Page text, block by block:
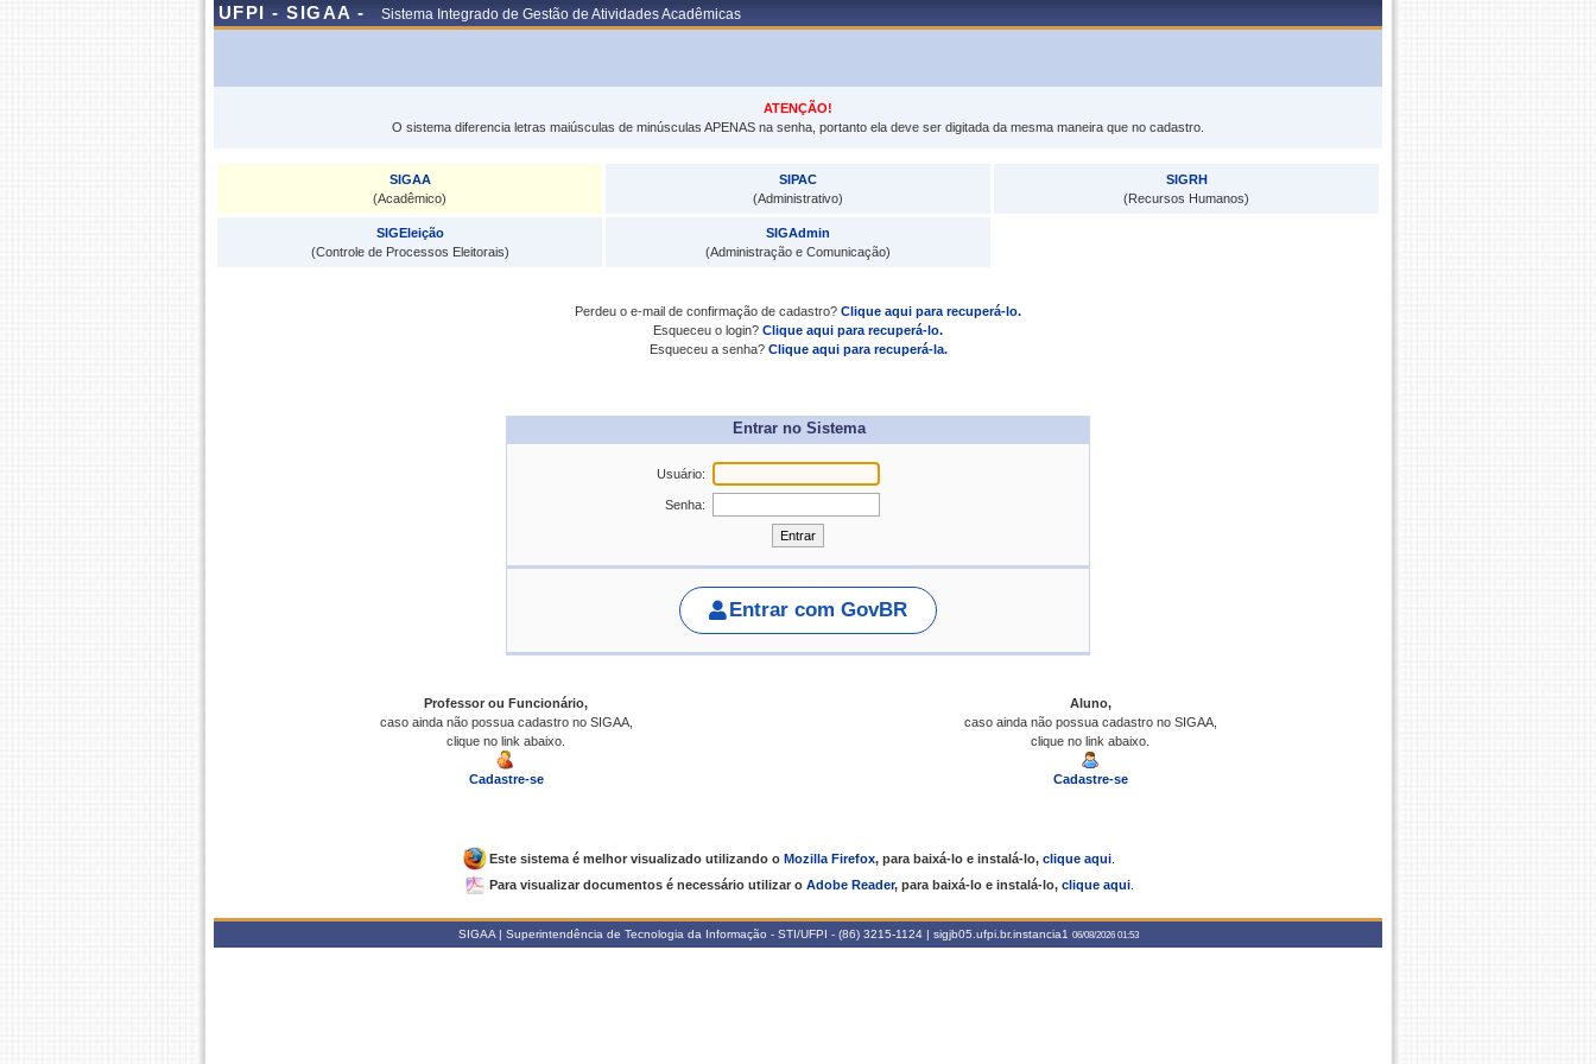
UFPI - SIGAA - Sistema Integrado de Gestão de Atividades Acadêmicas
ATENÇÃO!
O sistema diferencia letras maiúsculas de minúsculas APENAS na senha, portanto ela deve ser digitada da mesma maneira que no cadastro.
SIGAA
(Acadêmico)
SIPAC
(Administrativo)
SIGRH
(Recursos Humanos)
SIGEleição
(Controle de Processos Eleitorais)
SIGAdmin
(Administração e Comunicação)
Perdeu o e-mail de confirmação de cadastro? Clique aqui para recuperá-lo.
Esqueceu o login? Clique aqui para recuperá-lo.
Esqueceu a senha? Clique aqui para recuperá-la.
Entrar no Sistema
Usuário:
Senha:
Entrar com GovBR
Professor ou Funcionário,
caso ainda não possua cadastro no SIGAA,
clique no link abaixo.
Cadastre-se
Aluno,
caso ainda não possua cadastro no SIGAA,
clique no link abaixo.
Cadastre-se
Este sistema é melhor visualizado utilizando o Mozilla Firefox, para baixá-lo e instalá-lo, clique aqui.
Para visualizar documentos é necessário utilizar o Adobe Reader, para baixá-lo e instalá-lo, clique aqui.
SIGAA | Superintendência de Tecnologia da Informação - STI/UFPI - (86) 3215-1124 | sigjb05.ufpi.br.instancia1 06/08/2026 01:53